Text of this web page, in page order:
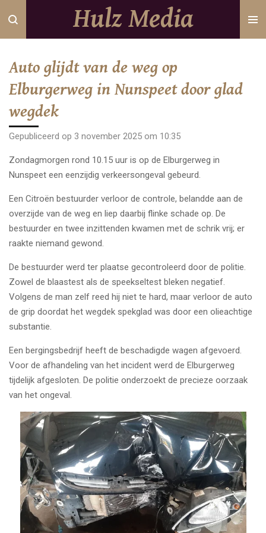
Ga
direct
hoofdinhoud
Hulz Media
Auto glijdt van de weg op
Elburgerweg in Nunspeet door glad
wegdek
Gepubliceerd op 3 november 2025 om 10:35
Zondagmorgen rond 10.15 uur is op de Elburgerweg in
Nunspeet een eenzijdig verkeersongeval gebeurd.
Een Citroën bestuurder verloor de controle, belandde aan de
overzijde van de weg en liep daarbij flinke schade op. De
bestuurder en twee inzittenden kwamen met de schrik vrij; er
raakte niemand gewond.
De bestuurder werd ter plaatse gecontroleerd door de politie.
Zowel de blaastest als de speekseltest bleken negatief.
Volgens de man zelf reed hij niet te hard, maar verloor de auto
de grip doordat het wegdek spekglad was door een olieachtige
substantie.
Een bergingsbedrijf heeft de beschadigde wagen afgevoerd.
Voor de afhandeling van het incident werd de Elburgerweg
tijdelijk afgesloten. De politie onderzoekt de precieze oorzaak
van het ongeval.